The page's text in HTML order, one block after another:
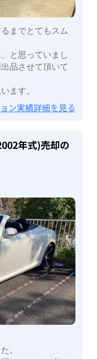
までとてもスム
と思っていまし
品させて頂いて
ます。
ン実績詳細を見る
年式)売却の
。